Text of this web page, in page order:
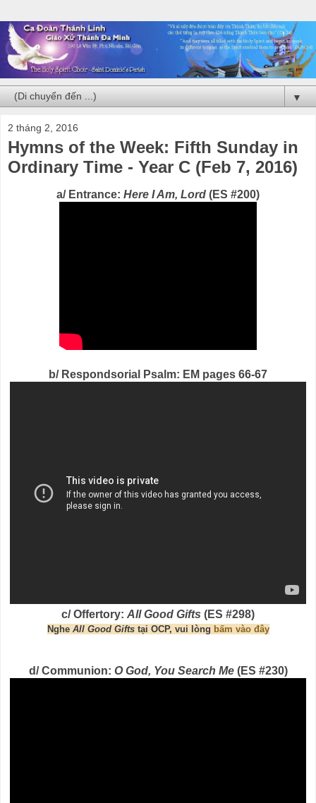
▼
2 tháng 2, 2016
Hymns of the Week: Fifth Sunday in
Ordinary Time - Year C (Feb 7, 2016)
a/ Entrance: Here I Am, Lord (ES #200)
b/ Respondsorial Psalm: EM pages 66-67
c/ Offertory: All Good Gifts (ES #298)
Nghe All Good Giftstại OCP, vui lòng bấm vào đây
d/ Communion: O God, You Search Me(ES #230)